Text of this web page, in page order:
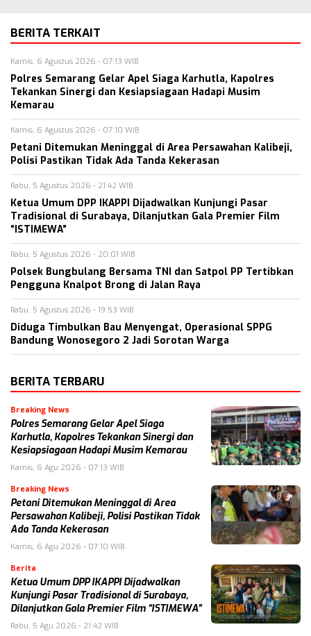
BERITA TERKAIT
Kamis, 6 Agustus 2026 - 07:13 WIB
Polres Semarang Gelar Apel Siaga Karhutla, Kapolres
Tekankan Sinergi dan Kesiapsiagaan Hadapi Musim
Kemarau
Kamis, 6 Agustus 2026 - 07:10 WIB
Petani Ditemukan Meninggal di Area Persawahan Kalibeji,
Polisi Pastikan Tidak Ada Tanda Kekerasan
Rabu, 5 Agustus 2026 - 21:42 WIB
Ketua Umum DPP IKAPPI Dijadwalkan Kunjungi Pasar
Tradisional di Surabaya, Dilanjutkan Gala Premier Film
“ISTIMEWA”
Rabu, 5 Agustus 2026 - 20:01 WIB
Polsek Bungbulang Bersama TNI dan Satpol PP Tertibkan
Pengguna Knalpot Brong di Jalan Raya
Rabu, 5 Agustus 2026 - 19:53 WIB
Diduga Timbulkan Bau Menyengat, Operasional SPPG
Bandung Wonosegoro 2 Jadi Sorotan Warga
BERITA TERBARU
Breaking News
Polres Semarang Gelar Apel Siaga
Karhutla, Kapolres Tekankan Sinergi dan
Kesiapsiagaan Hadapi Musim Kemarau
Kamis, 6 Agu 2026 - 07:13 WIB
Breaking News
Petani Ditemukan Meninggal di Area
Persawahan Kalibeji, Polisi Pastikan Tidak
Ada Tanda Kekerasan
Kamis, 6 Agu 2026 - 07:10 WIB
Berita
Ketua Umum DPP IKAPPI Dijadwalkan
Kunjungi Pasar Tradisional di Surabaya,
Dilanjutkan Gala Premier Film “ISTIMEWA”
Rabu, 5 Agu 2026 - 21:42 WIB